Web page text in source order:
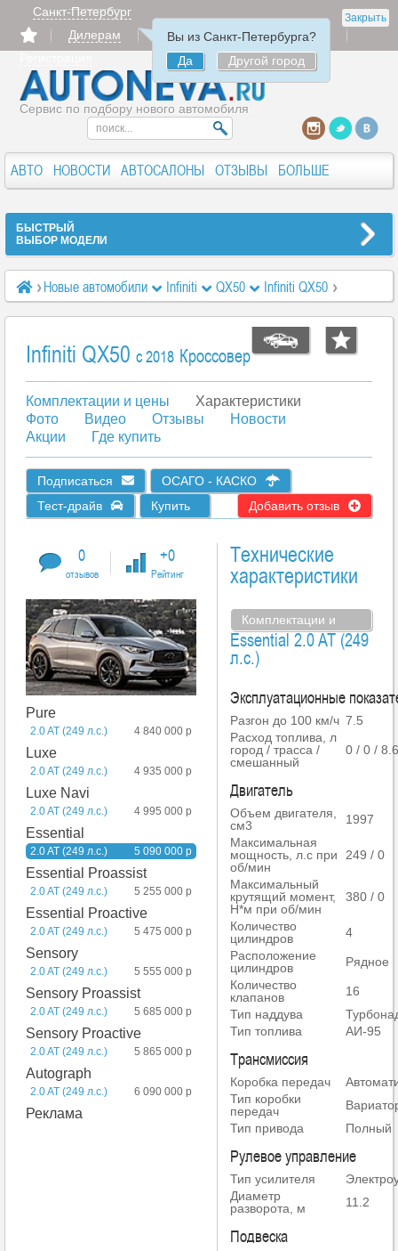
Закрыть
Санкт-Петербург
Вы из Санкт-Петербурга?
Да
Другой город
Дилерам Продать
Авторизация
Сервис по подбору нового автомобиля
АВТО НОВОСТИ АВТОСАЛОНЫ ОТЗЫВЫ БОЛЬШЕ
БЫСТРЫЙ
ВЫБОР МОДЕЛИ
Новые автомобили Infiniti QX50
Infiniti QX50
Характеристики Essential 2.0 AT (249 л.с.)
Infiniti QX50 c 2018 Кроссовер
Комплектации и цены
Характеристики
Фото
Видео Отзывы
Новости
Акции
Где купить
Подписаться
ОСАГО - КАСКО
Тест-драйв
Купить Добавить отзыв
0
отзывов
+0
Рейтинг
Pure
4 840 000 р
2.0 AT (249 л.с.)
Luxe
4 935 000 р
2.0 AT (249 л.с.)
Luxe Navi
4 995 000 р
2.0 AT (249 л.с.)
Essential
5 090 000 р
2.0 AT (249 л.с.)
Essential Proassist
5 255 000 р
2.0 AT (249 л.с.)
Essential Proactive
5 475 000 р
2.0 AT (249 л.с.)
Sensory
5 555 000 р
2.0 AT (249 л.с.)
Sensory Proassist
5 685 000 р
2.0 AT (249 л.с.)
Sensory Proactive
5 865 000 р
2.0 AT (249 л.с.)
Autograph
6 090 000 р
2.0 AT (249 л.с.)
Реклама
Технические
характеристики
Комплектации и
цены
Essential 2.0 AT (249
л.с.)
Эксплуатационные
Разгон до 100 км/ч 7.5
Расход топлива, л
город / трасса /
смешанный
0 / 0 / 8.6
Двигатель
Объем двигателя,
см3
1997
Максимальная
мощность, л.с при
об/мин
249 / 0
Максимальный
крутящий момент,
Н*м при об/мин
380 / 0
Количество
цилиндров
4
Расположение
цилиндров
Рядное
Количество
клапанов
16
Тип наддува
Тип топлива
АИ-95
Трансмиссия
Коробка передач
Тип коробки
передач
Тип привода
Полный
Рулевое управление
Тип усилителя
Диаметр
разворота, м
11.2
Подвеска